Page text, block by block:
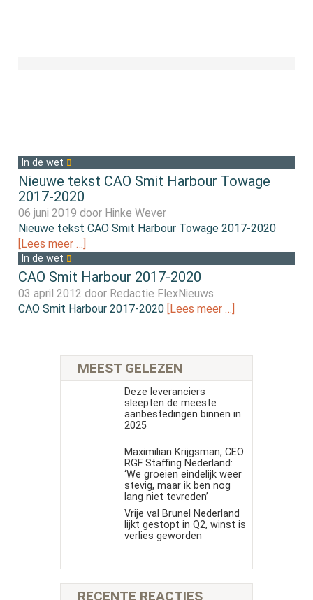
In de wet
Nieuwe tekst CAO Smit Harbour Towage
2017-2020
06 juni 2019 door Hinke Wever
Nieuwe tekst CAO Smit Harbour Towage 2017-2020
[Lees meer …]
In de wet
CAO Smit Harbour 2017-2020
03 april 2012 door Redactie FlexNieuws
CAO Smit Harbour 2017-2020 [Lees meer …]
MEEST GELEZEN
Deze leveranciers
sleepten de meeste
aanbestedingen binnen in
2025
Maximilian Krijgsman, CEO
RGF Staffing Nederland:
‘We groeien eindelijk weer
stevig, maar ik ben nog
lang niet tevreden’
Vrije val Brunel Nederland
lijkt gestopt in Q2, winst is
verlies geworden
RECENTE REACTIES